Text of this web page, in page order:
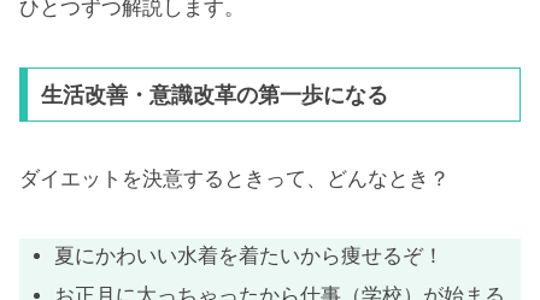
ひとつずつ解説します。
生活改善・意識改革の第一歩になる
ダイエットを決意するときって、どんなとき？
夏にかわいい水着を着たいから痩せるぞ！